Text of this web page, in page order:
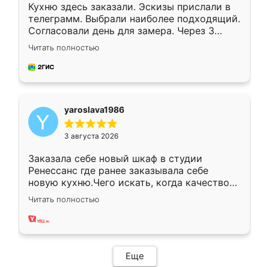
Кухню здесь заказали. Эскизы прислали в
телеграмм. Выбрали наиболее подходящий.
Согласовали день для замера. Через 3
недели кухня была уже готова. Остались
довольны работой. Спасибо Ренессанс
мебель за качественную работу!
Читать полностью
yaroslava1986
3 августа 2026
Заказала себе новый шкаф в студии
Ренессанс где ранее заказывала себе
новую кухню.Чего искать, когда качеством
вполне довольна. Служит кухня уже почти
два года, нареканий нет.
Читать полностью
Еще